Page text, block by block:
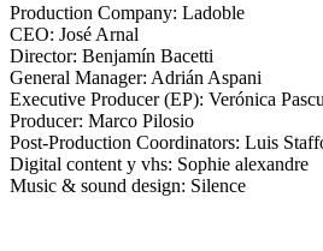
Production Company: Ladoble
CEO: José Arnal
Director: Benjamín Bacetti
General Manager: Adrián Aspani
Executive Producer (EP): Verónica
Producer: Marco Pilosio
Post-Production Coordinators: Luis
Digital content y vhs: Sophie alexandre
Music & sound design: Silence